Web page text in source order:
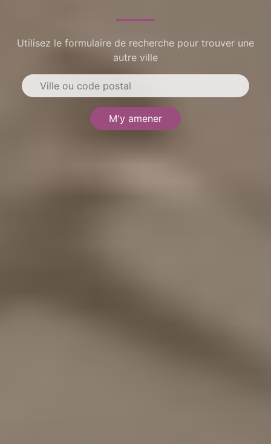
Utilisez le formulaire de recherche pour trouver une
autre ville
M'y amener